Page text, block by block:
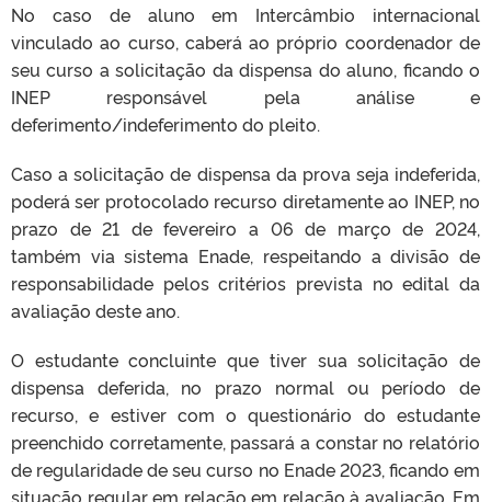
No caso de aluno em Intercâmbio internacional
vinculado ao curso, caberá ao próprio coordenador de
seu curso a solicitação da dispensa do aluno, ficando o
INEP responsável pela análise e
deferimento/indeferimento do pleito.
Caso a solicitação de dispensa da prova seja indeferida,
poderá ser protocolado recurso diretamente ao INEP, no
prazo de 21 de fevereiro a 06 de março de 2024,
também via sistema Enade, respeitando a divisão de
responsabilidade pelos critérios prevista no edital da
avaliação deste ano.
O estudante concluinte que tiver sua solicitação de
dispensa deferida, no prazo normal ou período de
recurso, e estiver com o questionário do estudante
preenchido corretamente, passará a constar no relatório
de regularidade de seu curso no Enade 2023, ficando em
situação regular em relação em relação à avaliação. Em